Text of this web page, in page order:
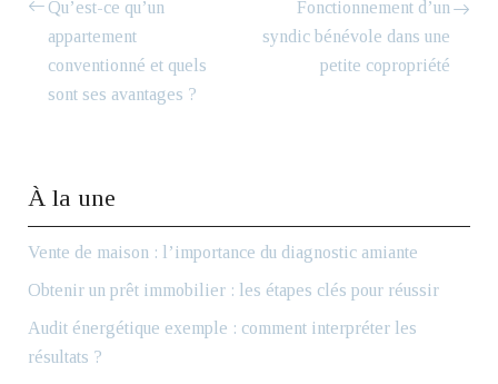
Qu’est-ce qu’un
appartement
conventionné et quels
sont ses avantages ?
Fonctionnement d’un
syndic bénévole dans une
petite copropriété
À la une
Vente de maison : l’importance du diagnostic amiante
Obtenir un prêt immobilier : les étapes clés pour réussir
Audit énergétique exemple : comment interpréter les
résultats ?